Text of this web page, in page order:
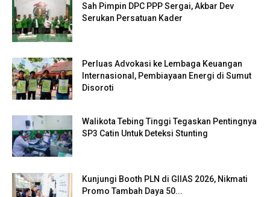
Sah Pimpin DPC PPP Sergai, Akbar Dev
Serukan Persatuan Kader
Perluas Advokasi ke Lembaga Keuangan
Internasional, Pembiayaan Energi di Sumut
Disoroti
Walikota Tebing Tinggi Tegaskan Pentingnya
SP3 Catin Untuk Deteksi Stunting
Kunjungi Booth PLN di GIIAS 2026, Nikmati
Promo Tambah Daya 50...